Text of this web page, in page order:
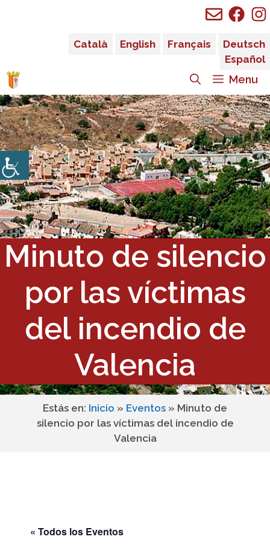
Català English Français
Deutsch
Español
Menu
Minuto de silencio
por las víctimas
del incendio de
Valencia
Estás en: Inicio » Eventos » Minuto de
silencio por las víctimas del incendio de
Valencia
« Todos los Eventos